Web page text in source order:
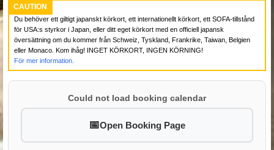
CAUTION
Du behöver ett giltigt japanskt körkort, ett internationellt körkort, ett SOFA-tillstånd
för USA:s styrkor i Japan, eller ditt eget körkort med en officiell japansk
översättning om du kommer från Schweiz, Tyskland, Frankrike, Taiwan, Belgien
eller Monaco. Kom ihåg! INGET KÖRKORT, INGEN KÖRNING!
För mer information.
Could not load booking calendar
Open Booking Page